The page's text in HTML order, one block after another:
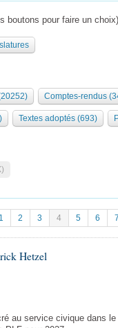
Bureau Collège des
... )
boutons pour faire un choix)
Comptes-rendus
Textes adoptés (693)
1 2 3 4 5 6
Hetzel
au service civique dans